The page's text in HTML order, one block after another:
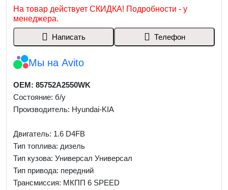
На товар действует СКИДКА! Подробности - у
менеджера.
Написать Телефон
Мы на Avito
OEM: 85752A2550WK
Состояние: б/у
Производитель: Hyundai-KIA
Двигатель: 1.6 D4FB
Тип топлива: дизель
Тип кузова: Универсал Универсал
Тип привода: передний
Трансмиссия: МКПП 6 SPEED